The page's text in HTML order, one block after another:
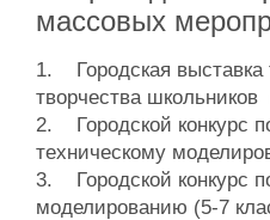
массовых
1. Городская выставка
творчества
2. Городской конкурс
техническому
3. Городской конкурс
моделированию (5-7